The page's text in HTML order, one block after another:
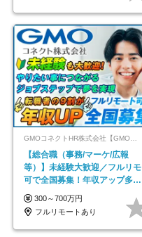
GMOコネクトHR株式会社【GMOインターネットグループ】
【総合職（事務/マーケ/広報
等）】未経験大歓迎／フルリモ
可で全国募集！年収アップ多数
★年休最大130日★
300～700万円
フルリモートあり